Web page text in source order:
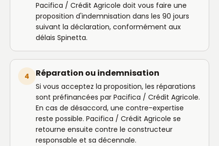
Pacifica / Crédit Agricole doit vous faire une
proposition d'indemnisation dans les 90 jours
suivant la déclaration, conformément aux
délais Spinetta.
4 Réparation ou indemnisation
Si vous acceptez la proposition, les réparations
sont préfinancées par Pacifica / Crédit Agricole.
En cas de désaccord, une contre-expertise
reste possible. Pacifica / Crédit Agricole se
retourne ensuite contre le constructeur
responsable et sa décennale.